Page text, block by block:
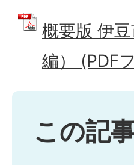
概要版 伊
編） (PDF
この記